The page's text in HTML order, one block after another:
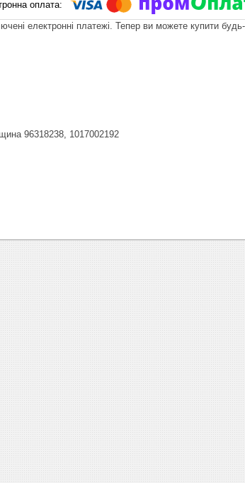
електронні платежі. Тепер ви можете купити
96318238, 1017002192